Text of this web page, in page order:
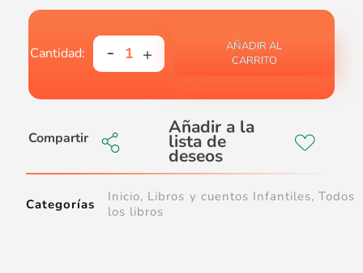
AÑADIR AL
CARRITO
Compartir
Categorías Inicio, Libros y cuentos Infantiles, Todos
los libros